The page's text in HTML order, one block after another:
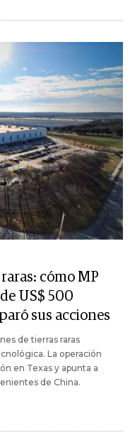
cómo MP
US$ 500
sus acciones
de tierras raras
La operación
en Texas y apunta a
de China.